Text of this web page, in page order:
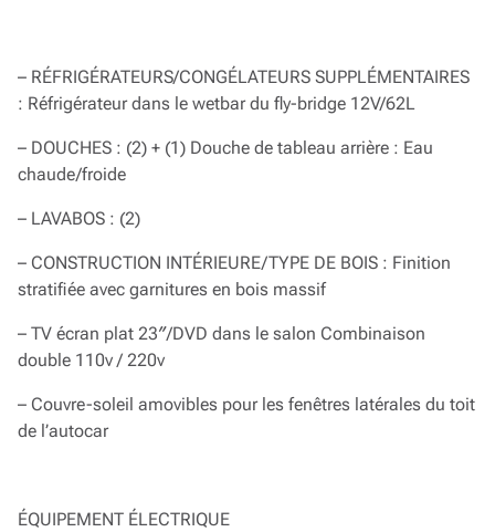
– RÉFRIGÉRATEURS/CONGÉLATEURS SUPPLÉMENTAIRES
: Réfrigérateur dans le wetbar du fly-bridge 12V/62L
– DOUCHES : (2) + (1) Douche de tableau arrière : Eau
chaude/froide
– LAVABOS : (2)
– CONSTRUCTION INTÉRIEURE/TYPE DE BOIS : Finition
stratifiée avec garnitures en bois massif
– TV écran plat 23″/DVD dans le salon Combinaison
double 110v / 220v
– Couvre-soleil amovibles pour les fenêtres latérales du toit
de l’autocar
ÉQUIPEMENT ÉLECTRIQUE